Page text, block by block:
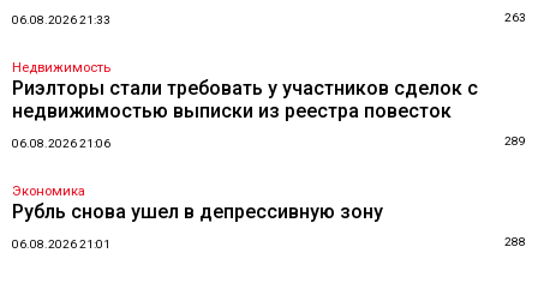
06.08.2026 21:33 263
Недвижимость
Риэлторы стали требовать у участников сделок с
недвижимостью выписки из реестра повесток
06.08.2026 21:06 289
Экономика
Рубль снова ушел в депрессивную зону
06.08.2026 21:01 288